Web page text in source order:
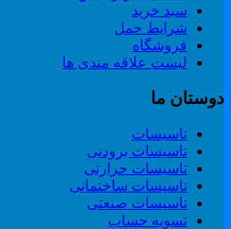
سبد خرید
شرایط حمل
فروشگاه
لیست علاقه مندی ها
ما
تاسیسات
تاسیسات برودتی
تاسیسات حرارتی
تاسیسات ساختمانی
تاسیسات صنعتی
تسویه حساب